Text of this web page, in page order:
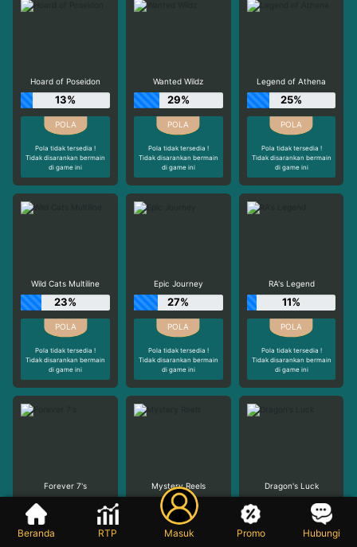
Hoard of Poseidon
13%
Pola tidak tersedia !
Tidak disarankan bermain
di game ini
Wanted Wildz
29%
Pola tidak tersedia !
Tidak disarankan bermain
di game ini
Legend of Athena
25%
Pola tidak tersedia !
Tidak disarankan bermain
di game ini
Wild Cats Multiline
23%
Pola tidak tersedia !
Tidak disarankan bermain
di game ini
Epic Journey
27%
Pola tidak tersedia !
Tidak disarankan bermain
di game ini
RA's Legend
11%
Pola tidak tersedia !
Tidak disarankan bermain
di game ini
Forever 7's Mystery Reels
31%
Dragon's Luck
Beranda RTP Masuk Promo Hubungi